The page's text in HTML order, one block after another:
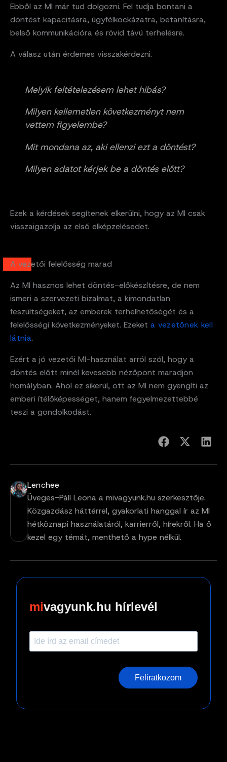
Ebből az MI már tud dolgozni. Fel tudja bontani a
döntést kapacitásra, ügyfélkockázatra, betanításra,
belső kommunikációra és rövid távú terhelésre.
A válasz után érdemes visszakérdezni.
Melyik feltételezésem lehet hibás?
Milyen kellemetlen következményt nem
vettem figyelembe?
Mit mondana az, aki ellenzi ezt a döntést?
Milyen adatot kérjek be a döntés előtt?
Ezek a kérdések segítenek elkerülni, hogy az MI csak
visszaigazolja az első elképzelésedet.
A vezetői felelősség marad
Az MI hasznos lehet döntés-előkészítésre, de nem
ismeri a szervezeti bizalmat, a kimondatlan
feszültségeket, az emberek terhelhetőségét és a
felelősségi következményeket. Ezeket a vezetőnek kell
látnia.
Ezért a jó vezetői MI-használat arról szól, hogy a
döntés előtt minél kevesebb nézőpont maradjon
homályban. Ahol ez sikerül, ott az MI nem gyengíti az
emberi ítélőképességet, hanem fegyelmezettebbé
teszi a gondolkodást.
Lenchee
Üveges-Páll Leona a mivagyunk.hu szerkesztője.
Közgazdász háttérrel, gyakorlati hanggal ír az MI
hétköznapi használatáról, karrierről, hírekről. Ha ő
kezel egy témát, menthető a hype nélkül.
vagyunk.hu hírlevél
Feliratkozom